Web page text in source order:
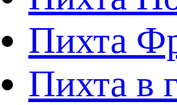
Пихта
Пихта в